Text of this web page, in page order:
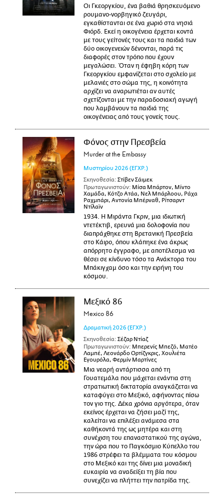
Οι Γκεοργκίου, ένα βαθιά θρησκευόμενο
ρουμανο-νορβηγικό ζευγάρι,
εγκαθίστανται σε ένα χωριό στα νησιά
Φιόρδ. Εκεί η οικογένεια έρχεται κοντά
με τους γείτονές τους και τα παιδιά των
δύο οικογενειών δένονται, παρά τις
διαφορές στον τρόπο που έχουν
μεγαλώσει. Όταν η έφηβη κόρη των
Γκεοργκίου εμφανίζεται στο σχολείο με
μελανιές στο σώμα της, η κοινότητα
αρχίζει να αναρωτιέται αν αυτές
σχετίζονται με την παραδοσιακή αγωγή
που λαμβάνουν τα παιδιά της
οικογένειας από τους γονείς τους.
Φόνος στην Πρεσβεία
Murder at the Embassy
Μυστηρίου 2026 (ΕΓΧΡ.)
Σκηνοθεσία: Στίβεν Σάιμεκ
Πρωταγωνιστούν: Μίσα Μπάρτον, Μίντο
Χαμάδα, Κότζο Ατάα, Νελ Μπάρλοου, Ράχα
Ραχμπάρι, Αντονία Μπέρναθ, Ρίτσαρντ
Ντίλαϊν
1934. Η Μιράντα Γκριν, μια ιδιωτική
ντετέκτιβ, ερευνά μια δολοφονία που
διαπράχθηκε στη Βρετανική Πρεσβεία
στο Κάιρο, όπου κλάπηκε ένα άκρως
απόρρητο έγγραφο, με αποτέλεσμα να
θέσει σε κίνδυνο τόσο τα Ανάκτορα του
Μπάκιγχαμ όσο και την ειρήνη του
κόσμου.
Μεξικό 86
Mexico 86
Δραματική 2026 (ΕΓΧΡ.)
Σκηνοθεσία: Σέζαρ Ντίαζ
Πρωταγωνιστούν: Μπερενίς Μπεζό, Ματέο
Λαμπέ, Λεονάρδο Ορτίζγκρις, Χουλιέτα
Εγουρόλα, Φερμίν Μαρτίνες
Μια νεαρή αντάρτισσα από τη
Γουατεμάλα που μάχεται ενάντια στη
στρατιωτική δικτατορία αναγκάζεται να
καταφύγει στο Μεξικό, αφήνοντας πίσω
τον γιο της. Δέκα χρόνια αργότερα, όταν
εκείνος έρχεται να ζήσει μαζί της,
καλείται να επιλέξει ανάμεσα στα
καθήκοντά της ως μητέρα και στη
συνέχιση του επαναστατικού της αγώνα,
την ώρα που το Παγκόσμιο Κύπελλο του
1986 στρέφει τα βλέμματα του κόσμου
στο Μεξικό και της δίνει μια μοναδική
ευκαιρία να αναδείξει τη βία που
συνεχίζει να πλήττει την πατρίδα της.